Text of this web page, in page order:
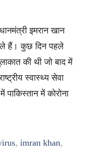
इमरान खान
हैं। कुछ दिन पहले
की थी जो बाद में
स्वास्थ्य सेवा
में कोरोना
, imran khan,